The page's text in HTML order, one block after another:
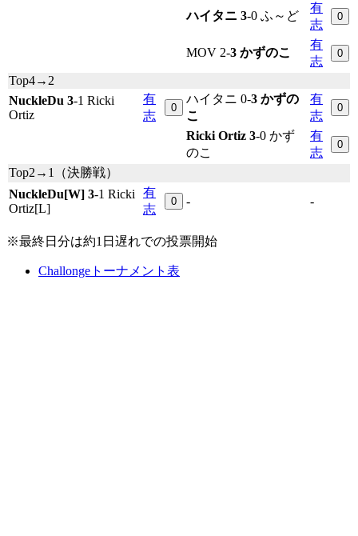
ハイタニ 3-0 ふ～ど
有
志
0
MOV 2-3 かずのこ
有
志
0
Top4→2
NuckleDu 3-1 Ricki
Ortiz
有
志
0
ハイタニ 0-3 かずの
こ
有
志
0
Ricki Ortiz 3-0 かず
のこ
有
志
0
Top2→1（決勝戦）
NuckleDu[W] 3-1 Ricki
Ortiz[L]
有
志
0 - -
※最終日分は約1日遅れでの投票開始
Challongeトーナメント表